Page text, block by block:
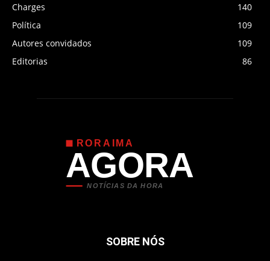
Charges
140
Política
109
Autores convidados
109
Editorias
86
RORAIMA
AGORA
NOTÍCIAS DA HORA
SOBRE NÓS